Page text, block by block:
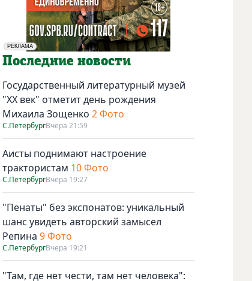
РЕКЛАМА
Социальная реклама
Последние новости
Государственный литературный музей
"ХХ век" отметит день рождения
Михаила Зощенко 2 Фото
С.ПетербургВчера 21:59
Аисты поднимают настроение
трактористам 10 Фото
С.ПетербургВчера 19:27
"Пенаты" без экспонатов: уникальный
шанс увидеть авторский замысел
Репина 9 Фото
С.ПетербургВчера 19:21
"Там, где нет чести, там нет человека":